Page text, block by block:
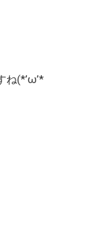
ね(*’ω’*